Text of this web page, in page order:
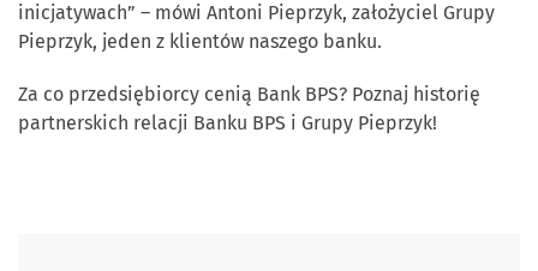
inicjatywach” – mówi Antoni Pieprzyk, założyciel Grupy
Pieprzyk, jeden z klientów naszego banku.
Za co przedsiębiorcy cenią Bank BPS? Poznaj historię
partnerskich relacji Banku BPS i Grupy Pieprzyk!